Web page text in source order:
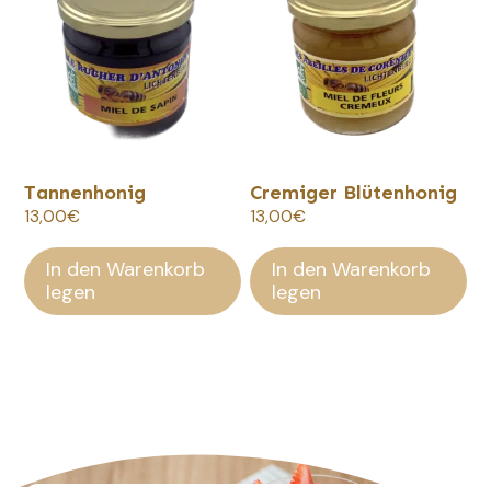
Tannenhonig
13,00€
In den Warenkorb
legen
Cremiger Blütenhonig
13,00€
In den Warenkorb
legen